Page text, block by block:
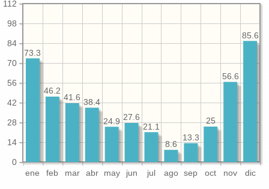
ene feb mar abr may jun jul ago sep oct nov dic
0
14
28
42
56
70
84
98
112
85.6
56.6
25
13.3
8.6
21.1
27.6
24.9
38.4
41.6
46.2
73.3